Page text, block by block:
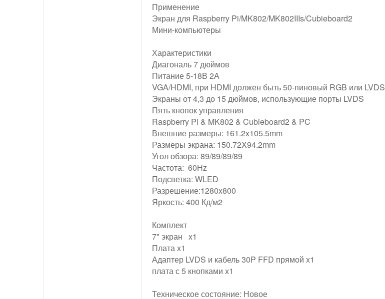
Применение
Экран для Raspberry Pi/MK802/MK802IIIs/Cubieboard2
Мини-компьютеры
Характеристики
Диагональ 7 дюймов
Питание 5-18В 2А
VGA/HDMI, при HDMI должен быть 50-пиновый RGB или LVDS
Экраны от 4,3 до 15 дюймов, использующие порты LVDS
Пять кнопок управления
Raspberry Pi & MK802 & Cubieboard2 & PC
Внешние размеры: 161.2x105.5mm
Размеры экрана: 150.72X94.2mm
Угол обзора: 89/89/89/89
Частота: 60Hz
Подсветка: WLED
Разрешение:1280x800
Яркость: 400 Кд/м2
Комплект
7" экран x1
Плата х1
Адаптер LVDS и кабель 30P FFD прямой x1
плата с 5 кнопками х1
Техническое состояние: Новое